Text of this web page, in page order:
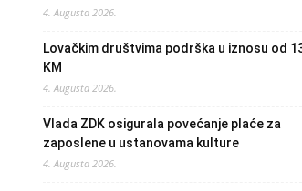
4. Augusta 2026.
Lovačkim društvima podrška u iznosu od
KM
4. Augusta 2026.
Vlada ZDK osigurala povećanje plaće za
zaposlene u ustanovama kulture
4. Augusta 2026.